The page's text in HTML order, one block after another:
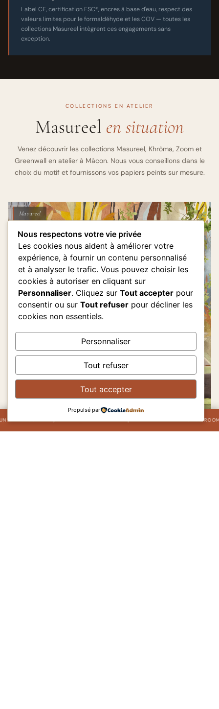
annuels ✦ L'ATELIER ET LE SHOWROOM SONT FERMÉS DU 1 ERAU
Label CE, certification FSC®, encres à base d'eau, respect des
valeurs limites pour le formaldéhyde et les COV — toutes les
collections Masureel intègrent ces engagements sans
exception.
COLLECTIONS EN ATELIER
Masureel en situation
Venez découvrir les collections Masureel, Khrôma, Zoom et
Greenwall en atelier à Mâcon. Nous vous conseillons dans le
choix du motif et fournissons vos papiers peints sur mesure.
Masureel
Nous respectons votre vie privée
Les cookies nous aident à améliorer votre
expérience, à fournir un contenu personnalisé
et à analyser le trafic. Vous pouvez choisir les
cookies à autoriser en cliquant sur
Personnaliser. Cliquez sur Tout accepter pour
consentir ou sur Tout refuser pour décliner les
cookies non essentiels.
Personnaliser
Tout refuser
Tout accepter
Propulsé par